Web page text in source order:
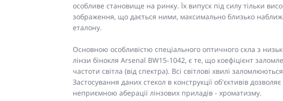
особливе становище на ринку. Їх випуск під силу тільки
зображення, що дається ними, максимально близько
еталону.
Основною особливістю спеціального оптичного скла з
лінзи бінокля Arsenal BW15-1042, є те, що коефіцієнт
частоти світла (від спектра). Всі світлові хвилі
Застосування даних стекол в конструкції об'єктивів
неприємною аберації лінзових приладів - хроматизму.